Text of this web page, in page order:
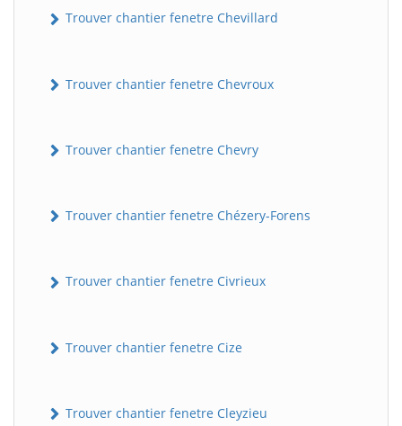
Trouver chantier fenetre Chevillard
Trouver chantier fenetre Chevroux
Trouver chantier fenetre Chevry
Trouver chantier fenetre Chézery-Forens
Trouver chantier fenetre Civrieux
Trouver chantier fenetre Cize
Trouver chantier fenetre Cleyzieu